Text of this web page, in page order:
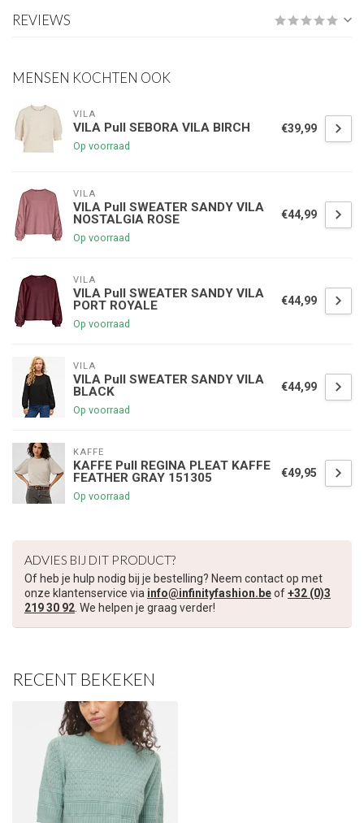
REVIEWS
MENSEN KOCHTEN OOK
VILA
VILA Pull SEBORA VILA BIRCH
Op voorraad
€39,99
VILA
VILA Pull SWEATER SANDY VILA
NOSTALGIA ROSE
Op voorraad
€44,99
VILA
VILA Pull SWEATER SANDY VILA
PORT ROYALE
Op voorraad
€44,99
VILA
VILA Pull SWEATER SANDY VILA
BLACK
Op voorraad
€44,99
KAFFE
KAFFE Pull REGINA PLEAT KAFFE
FEATHER GRAY 151305
Op voorraad
€49,95
ADVIES BIJ DIT PRODUCT?
Of heb je hulp nodig bij je bestelling? Neem contact op met
onze klantenservice via info@infinityfashion.beof+32 (0)3
219 30 92. We helpen je graag verder!
RECENT BEKEKEN
Schrijf je in voor onze nieuwsbrief om op de hoogte te blijven
over onze nieuwe collectie, en ontvang
volgende aankoop! 😀
Inschrijven
Je korting is geldig bij een minimale bestelwaarde van €45,00